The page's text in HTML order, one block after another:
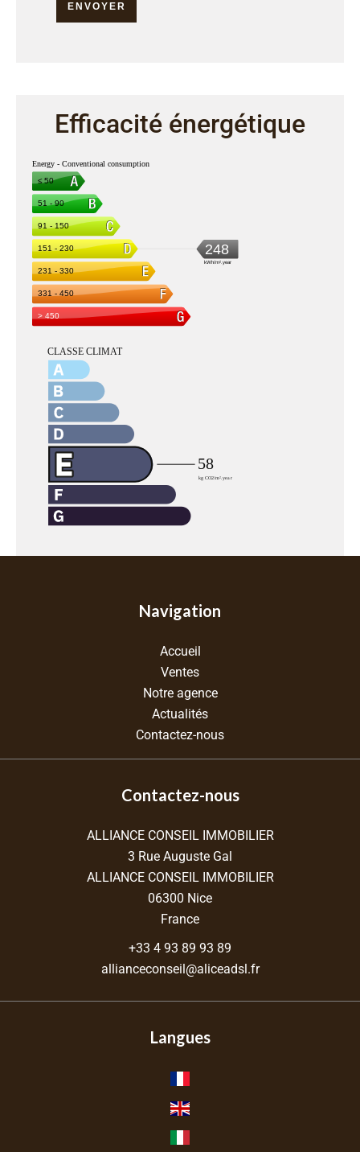
ENVOYER
Efficacité énergétique
Navigation
Accueil
Ventes
Notre agence
Actualités
Contactez-nous
Contactez-nous
ALLIANCE CONSEIL IMMOBILIER
3 Rue Auguste Gal
ALLIANCE CONSEIL IMMOBILIER
06300 Nice
France
+33 4 93 89 93 89
allianceconseil@aliceadsl.fr
Langues